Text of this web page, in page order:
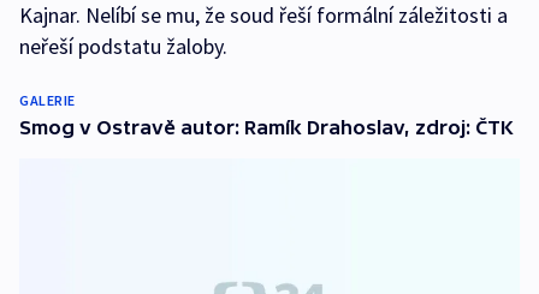
Kajnar. Nelíbí se mu, že soud řeší formální záležitosti a
neřeší podstatu žaloby.
GALERIE
Smog v Ostravě autor: Ramík Drahoslav, zdroj: ČTK